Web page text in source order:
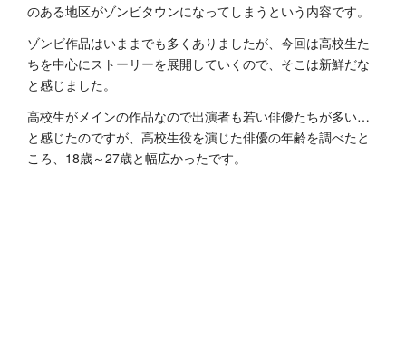
のある地区がゾンビタウンになってしまうという内容です。
ゾンビ作品はいままでも多くありましたが、今回は高校生た
ちを中心にストーリーを展開していくので、そこは新鮮だな
と感じました。
高校生がメインの作品なので出演者も若い俳優たちが多い…
と感じたのですが、高校生役を演じた俳優の年齢を調べたと
ころ、18歳～27歳と幅広かったです。